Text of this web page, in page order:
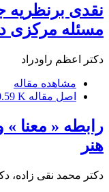
نقدی برنظریه
مسئله مرکزی
دکتر اعظم راودراد
مشاهده مقاله
اصل مقاله K
رابطه « معنا
هنر
دکتر محمد نقی زاده،